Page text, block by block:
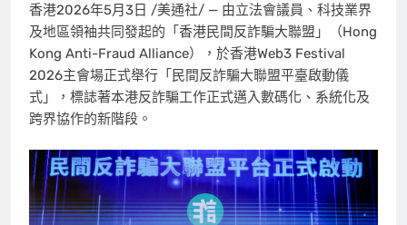
香港2026年5月3日 /美通社/ — 由立法會議員、科技業界
及地區領袖共同發起的「香港民間反詐騙大聯盟」（Hong
Kong Anti-Fraud Alliance）， 於香港Web3 Festival
2026主會場正式舉行「民間反詐騙大聯盟平臺啟動儀
式」，標誌著本港反詐騙工作正式邁入數碼化、系統化及
跨界協作的新階段。